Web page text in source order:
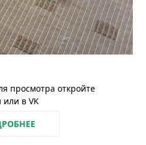
просмотра откройте
в VK